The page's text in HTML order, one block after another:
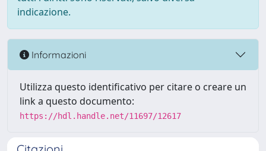
indicazione.
Informazioni
Utilizza questo identificativo per citare o creare un
link a questo documento:
https://hdl.handle.net/11697/12617